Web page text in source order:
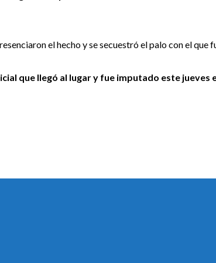
el hecho y se secuestró el palo con el que
que llegó al lugar y fue imputado este jueves